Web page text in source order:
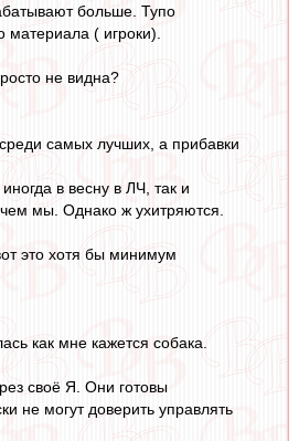
больше. Тупо
( игроки).
не видна?
самых лучших, а прибавки
в весну в ЛЧ, так и
мы. Однако ж ухитряются.
это хотя бы минимум
как мне кажется собака.
своё Я. Они готовы
не могут доверить управлять